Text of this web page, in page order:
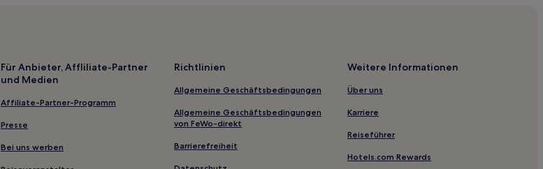
Risaralda: Hotels
Hotels nahe Parque Consotá
Hotels nahe Olaya Herrera Park
3-Sterne-Hotels in Pereira
Für Anbieter, Affliliate-Partner
und Medien
Affiliate-Partner-Programm
Presse
Bei uns werben
Richtlinien
Allgemeine Geschäftsbedingungen
Allgemeine Geschäftsbedingungen
von FeWo-direkt
Barrierefreiheit
Weitere Informationen
Über uns
Karriere
Reiseführer
Hotels.com Rewards